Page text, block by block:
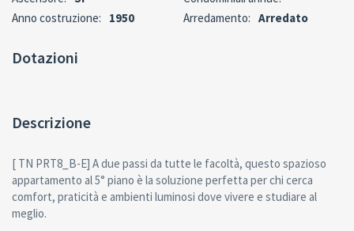
Anno costruzione:
1950
Arredamento: Arredato
Dotazioni
Descrizione
[ TN PRT8_B-E] A due passi da tutte le facoltà, questo spazioso
appartamento al 5° piano è la soluzione perfetta per chi cerca
comfort, praticità e ambienti luminosi dove vivere e studiare al
meglio.